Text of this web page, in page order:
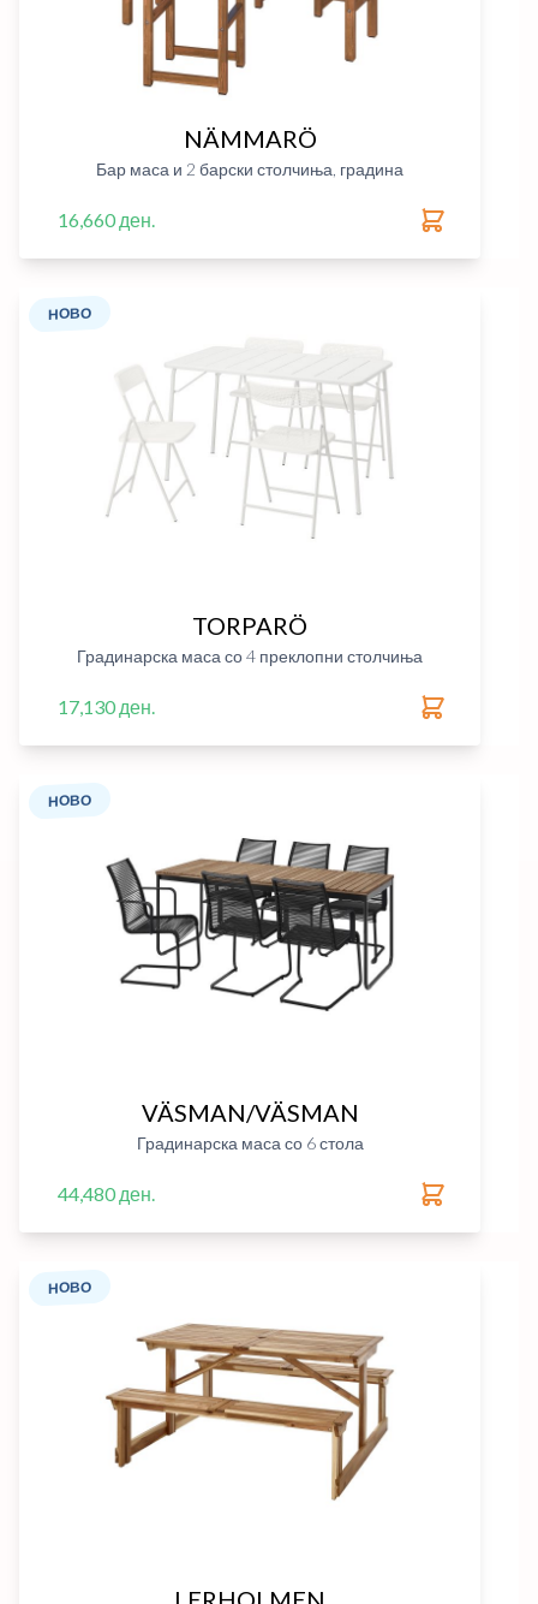
NÄMMARÖ
Бар маса и 2 барски столчиња, градина
16,660 ден.
НОВО
TORPARÖ
Градинарска маса со 4 преклопни столчиња
17,130 ден.
НОВО
VÄSMAN/VÄSMAN
Градинарска маса со 6 стола
44,480 ден.
НОВО